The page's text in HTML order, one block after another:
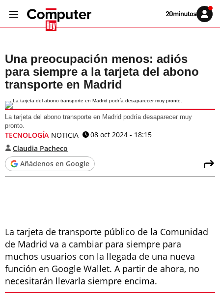
Volver
Iniciar
sesión
Una preocupación menos: adiós
para siempre a la tarjeta del abono
transporte en Madrid
La tarjeta del abono transporte en Madrid podría desaparecer muy
pronto.
TECNOLOGÍA NOTICIA
08 oct 2024 - 18:15
Claudia Pacheco
Añádenos en Google
La tarjeta de transporte público de la Comunidad
de Madrid va a cambiar para siempre para
muchos usuarios con la llegada de una nueva
función en Google Wallet. A partir de ahora, no
necesitarán llevarla siempre encima.